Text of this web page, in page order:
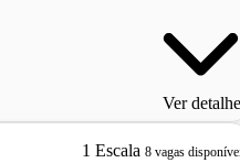
Ver
1 Escala 8 vagas